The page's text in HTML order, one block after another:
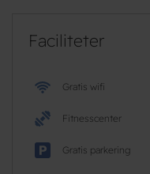
Faciliteter
Gratis wifi
Fitnesscenter
Gratis parkering